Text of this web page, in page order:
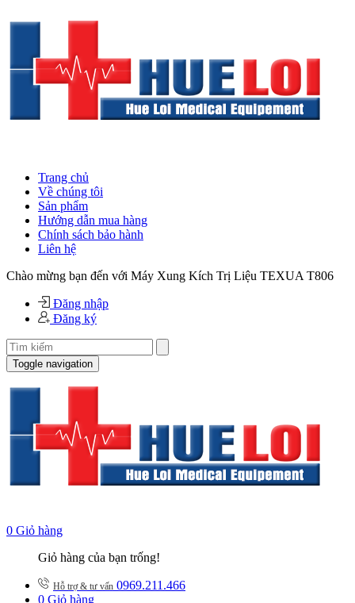
Trang chủ
Về chúng tôi
Sản phẩm
Hướng dẫn mua hàng
Chính sách bảo hành
Liên hệ
Chào mừng bạn đến với Máy Xung Kích Trị Liệu TEXUA T806
Đăng nhập
Đăng ký
Toggle navigation
0 Giỏ hàng
Giỏ hàng của bạn trống!
Hỗ trợ & tư vấn 0969.211.466
0 Giỏ hàng